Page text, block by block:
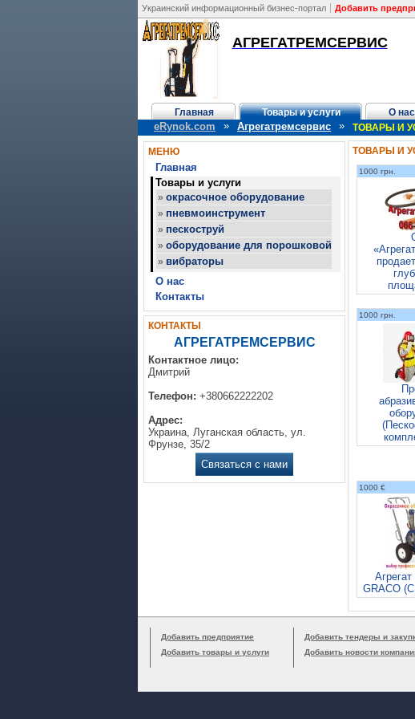
Украинский информационный бизнес-портал Добавить
АГРЕГАТРЕМСЕРВИС
Главная Товары и услуги О нас
eRynok.com » Агрегатремсервис » ТОВАРЫ И
МЕНЮ
Главная
Товары и услуги
» окрасочное оборудование
» пневмоинструмент
» пескоструй
» оборудование для порошковой окраски
» вибраторы
О нас
Контакты
КОНТАКТЫ
АГРЕГАТРЕМСЕРВИС
Контактное лицо:
Дмитрий
Телефон: +380662222202
Адрес:
Украина, Луганская область, ул.
Фрунзе, 35/2
Связаться с нами
ТОВАРЫ И
1000 грн.
1000 грн.
1000 €
GRACO
Добавить предприятие
Добавить товары и услуги
Добавить тендеры и
Добавить новости